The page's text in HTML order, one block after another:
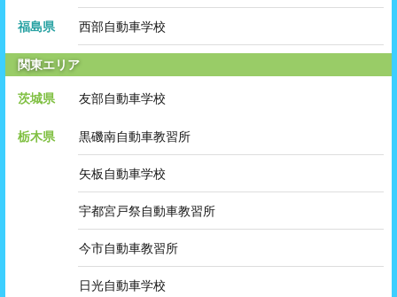
福島県 西部自動車学校
関東エリア
茨城県 友部自動車学校
栃木県 黒磯南自動車教習所
矢板自動車学校
宇都宮戸祭自動車教習所
今市自動車教習所
日光自動車学校